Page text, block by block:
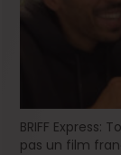
BRIFF Express:
pas un film